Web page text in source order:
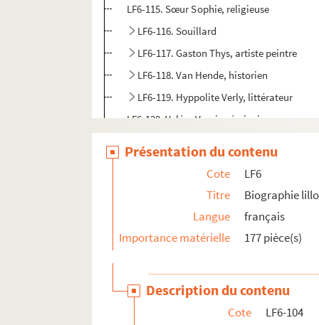
LF6-115. Sœur Sophie, religieuse
LF6-116. Souillard
LF6-117. Gaston Thys, artiste peintre
LF6-118. Van Hende, historien
LF6-119. Hyppolite Verly, littérateur
LF6-120. Valéry Vernier, écrivain
LF6-127. Groupes Divers
LF7. Gouverneurs de Lille 1, XIVe et XVe
Présentation du contenu
Cote
LF6
Titre
Biographie
Langue
français
Importance matérielle
177 pièce(s)
Description du contenu
Cote
LF6-104